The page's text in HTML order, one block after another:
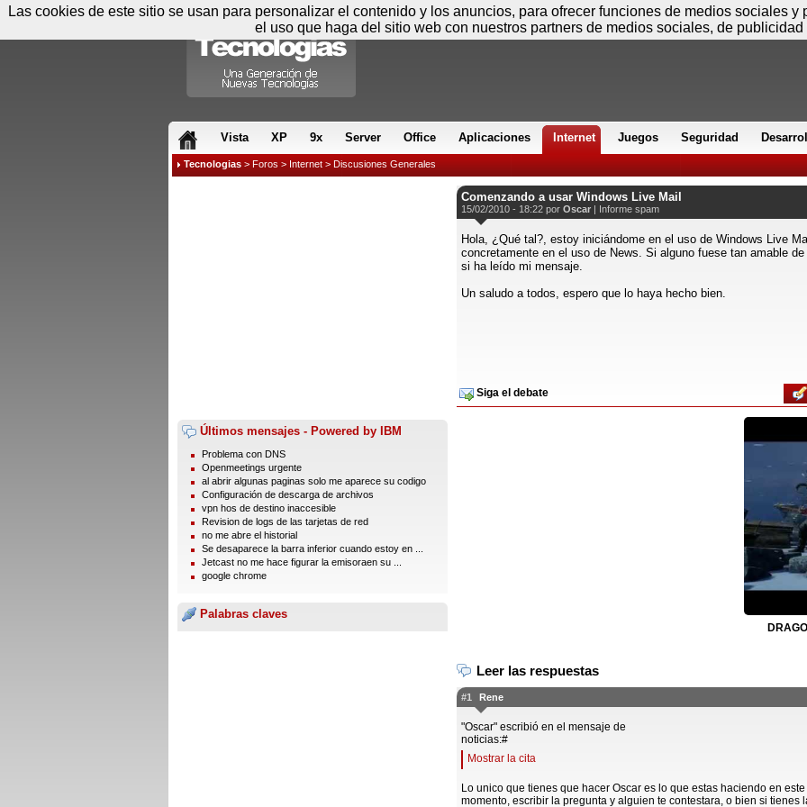
Vista XP 9x Server Office Aplicaciones Internet Juegos Seguridad
Tecnologias > Foros > Internet > Discusiones Generales
Últimos mensajes - Powered by IBM
Problema con DNS
Openmeetings urgente
al abrir algunas paginas solo me aparece su codigo
Configuración de descarga de archivos
vpn hos de destino inaccesible
Revision de logs de las tarjetas de red
no me abre el historial
Se desaparece la barra inferior cuando estoy en ...
Jetcast no me hace figurar la emisoraen su ...
google chrome
Palabras claves
Comenzando a usar Windows Live Mail
15/02/2010 - 18:22 por Oscar | Informe spam
Hola, ¿Qué tal?, estoy iniciándome en el uso de Windows Live
concretamente en el uso de News. Si alguno fuese tan amable
si ha leído mi mensaje.
Un saludo a todos, espero que lo haya hecho bien.
Siga el debate
Leer las respuestas
#1 Rene
"Oscar" escribió en el mensaje de
noticias:#
Mostrar la cita
Lo unico que tienes que hacer Oscar es lo que estas haciendo en este
momento, escribir la pregunta y alguien te contestara, o bien si tienes
Las cookies de este sitio se usan para personalizar el contenido y los anuncios, para ofrecer funciones de medios sociales
el uso que haga del sitio web con nuestros partners de medios sociales, de